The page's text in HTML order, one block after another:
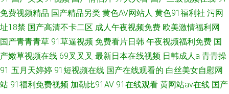
免费视频精品 国产精品另类 黄色AV网站人 黄色91福利社 污网
址18禁 国产高清不卡二区 成人午夜视频免费 欧美激情福利网
国产青青青草 91草逼视频 免费看片日韩 午夜视频福利免费 国
产嫩草视频在线 69叉叉叉 最新日本在线视频 日韩成人a 青青操
91 五月天婷婷 91短视频在线 国产在线观看的 白丝美女自慰网
站 91福利免费视频 加勒比91AV 91在线观看 黄网站av在线 国产